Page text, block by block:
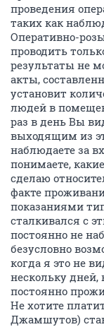
проведения
таких как
Оперативно-
проводить
результаты не
акты,
установит
людей в
раз в день Вы
выходящим из
наблюдаете за
понимаете,
сделаю
факте
показаниями
сталкивался с
постоянно не
безусловно
когда я это не
нескольку дней,
постоянно
Не хотите
Джамшутов)